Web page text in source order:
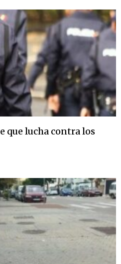
que lucha contra los